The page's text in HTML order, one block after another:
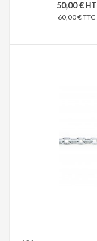
50,00 € HT
60,00 € TTC